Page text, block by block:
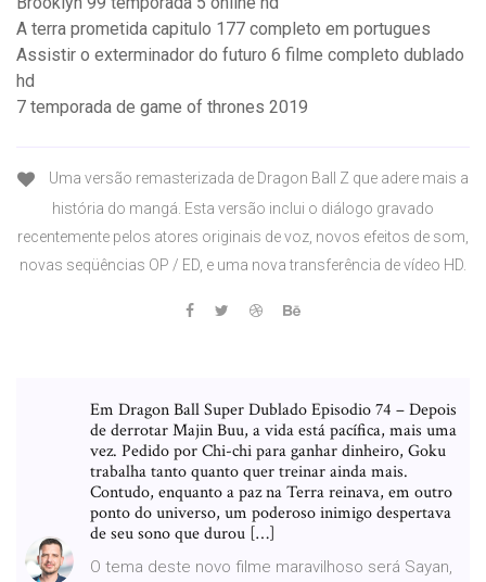
A terra prometida capitulo 177 completo em portugues
Assistir o exterminador do futuro 6 filme completo dublado
hd
7 temporada de game of thrones 2019
Uma versão remasterizada de Dragon Ball Z que adere mais a
história do mangá. Esta versão inclui o diálogo gravado
recentemente pelos atores originais de voz, novos efeitos de som,
novas seqüências OP / ED, e uma nova transferência de vídeo HD.
Em Dragon Ball Super Dublado Episodio 74 – Depois
de derrotar Majin Buu, a vida está pacífica, mais uma
vez. Pedido por Chi-chi para ganhar dinheiro, Goku
trabalha tanto quanto quer treinar ainda mais.
Contudo, enquanto a paz na Terra reinava, em outro
ponto do universo, um poderoso inimigo despertava
de seu sono que durou […]
O tema deste novo filme maravilhoso será Sayan,